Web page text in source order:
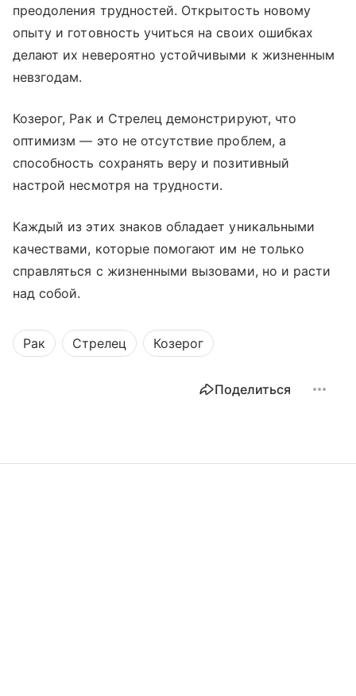
преодоления трудностей. Открытость новому
опыту и готовность учиться на своих ошибках
делают их невероятно устойчивыми к жизненным
невзгодам.
Козерог, Рак и Стрелец демонстрируют, что
оптимизм — это не отсутствие проблем, а
способность сохранять веру и позитивный
настрой несмотря на трудности.
Каждый из этих знаков обладает уникальными
качествами, которые помогают им не только
справляться с жизненными вызовами, но и расти
над собой.
Рак Стрелец Козерог
Поделиться